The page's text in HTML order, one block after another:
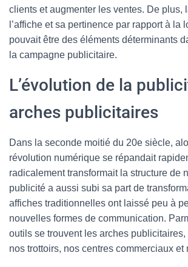
clients et augmenter les ventes. De plus,
l’affiche et sa pertinence par rapport à la
pouvait être des éléments déterminants
la campagne publicitaire.
L’évolution de la
arches publicitaires
Dans la seconde moitié du 20e siècle,
révolution numérique se répandait
radicalement transformait la structure de
publicité a aussi subi sa part de
affiches traditionnelles ont laissé peu à
nouvelles formes de communication.
outils se trouvent les arches
nos trottoirs, nos centres commerciaux et